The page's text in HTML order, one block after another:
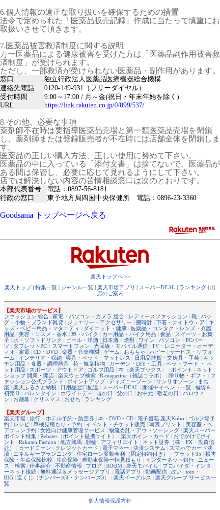
6.個人情報の適正な取り扱いを確保するための措置
法令で定められた「医薬品販売記録」作成に当たって慎重にお
取扱いさせて頂きます。
7.医薬品被害救済制度に関する説明
万一医薬品による健康被害を受けた方は「医薬品副作用被害救
済制度」が受けられます。
ただし、一部救済が受けられない医薬品・副作用があります。
窓口
独立行政法人医薬品医療機器総合機構
連絡先電話
0120-149-931（フリーダイヤル）
受付時間
9:00～17:00 / 月～金(祝日・年末年始を除く)
URL
https://link.rakuten.co.jp/0/099/537/
8.その他、必要な事項
薬剤師不在時は要指導医薬品売場と第一類医薬品売場を閉鎖
し、薬剤師または登録販売者が不在時には店舗全体を閉鎖しま
す。
医薬品の正しい購入方法、正しい使用に努めて下さい。
医薬品の中に入っている「添付文書」は捨てないで、医薬品が
ある間は保管し、必要に応じて見れるようにして下さい。
店では解決しない内容の苦情相談窓口は次のとおりです。
本部代表番号
電話：0897-56-8181
行政の窓口
東予地方局四国中央保健所 電話：0896-23-3360
Goodsania トップページへ戻る
楽天トップへ >>
楽天トップ| 特集一覧 | ジャンル一覧 | 楽天市場アプリ | スーパーDEAL | ランキング | 出
店のご案内
【楽天市場のサービス】
ファッション 総合 | 家電・パソコン・カメラ 総合 | レディースファッション | 靴 | バッ
グ・小物・ブランド雑貨 | ジュエリー・アクセサリー | 腕時計 | 下着・ナイトウェア | キ
ッズ・ベビー用品・マタニティ | ダイエット・健康 | 医薬品・コンタクトレンズ・介護
用品 | 美容・コスメ・香水 | 車・バイク | カー用品・バイク用品 | 食品 | スイーツ・お菓
子 | 水・ソフトドリンク | ビール・洋酒 | 日本酒・焼酎 | ワイン | パソコン・PCパー
ツ | タブレットPC・スマートフォン | 光回線・モバイル通信 | TV・レコーダー・オーデ
ィオ | 家電 | CD・DVD | 楽器・音楽機材 | ゲーム | おもちゃ | ホビー | サービス・リフォ
ーム | インテリア・収納 | 寝具・ベッド・マットレス | 日用品雑貨・文房具・手芸 | キッ
チン用品・食器・調理器具 | 花・観葉植物 | ガーデン・DIY・工具 | ペットフード ・ ペ
ット用品 | スポーツ・アウトドア | ゴルフ用品 | 本 （楽天ブックス ） | ポイント | ネット
ショップ 開業・開店 | 楽天ウェブ検索 | R-magazine（雑誌コラボ） | 贈り物・ギフト | フ
ァッション公式ブランド | ポイントアップ| ディズニーゾーン | サンリオゾーン | まち
楽 | 楽天ふるさと納税 | 日用品翌日配達 | スーパーDEAL | 開催中イベント一覧 | 福袋＆
初売り | バレンタイン | ホワイトデー | 母の日 | 父の日 | お中元 | 敬老の日 | ハロウィ
ン | お歳暮 | クリスマス | おせち | ランキング
【楽天グループ】
楽天市場 | 旅行・ホテル予約・航空券 | 本・DVD・CD | 電子書籍 楽天Kobo | ゴルフ場予
約 | レシピ | 車検見積もり・予約 | イベント・チケット販売 | 写真プリント | 美容室・ヘ
アサロン予約 | 女性向け健康管理サービス | 物流委託・アウトソーシング | 楽天スーパー
ポイント特集 | Rebates（ポイント提携サイト） | 楽天ポイントカード | おでかけでポイ
ント | Rakuten Fashion | 地方競馬 | 競輪 | アフィリエイト | ネット証券（株・FX・投資信
託）
| カードローン | クレジットカード | 電子マネー | 決済システム | スマホでカード決
済 | エネルギープランニング | 住宅ローン変動金利（固定特約付き）・フラット35 | 損害
保険・生命保険比較 | 生命保険 | 自動車保険一括見積もり | インターネット銀行 | ニュー
ス・検索 | 仕事紹介 | 不動産情報 | ブログ | ROOM | 楽天モバイル | プロバイダ・インタ
ーネット接続 | 無料通話＆メッセージアプリ | 電話アプリ | 動画配信 | 占い | toto・
BIG | 宝くじ（ナンバーズ4・ナンバーズ3） | 楽天イーグルス | 楽天グループ サービス一
覧
個人情報保護方針